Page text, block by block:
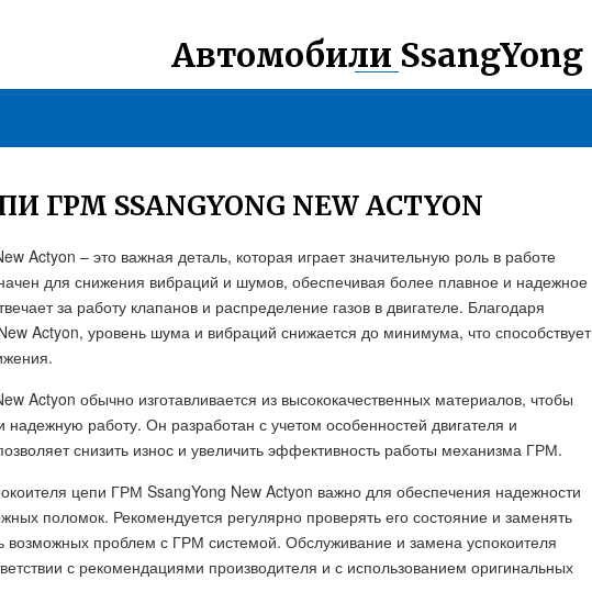
Автомобили SsangYong
SSANGYONG NEW ACTYON
Actyon – это важная деталь, которая играет значительную роль в работе
для снижения вибраций и шумов, обеспечивая более плавное и надежное
за работу клапанов и распределение газов в двигателе. Благодаря
Actyon, уровень шума и вибраций снижается до минимума, что способствует
Actyon обычно изготавливается из высококачественных материалов, чтобы
надежную работу. Он разработан с учетом особенностей двигателя и
снизить износ и увеличить эффективность работы механизма ГРМ.
цепи ГРМ SsangYong New Actyon важно для обеспечения надежности
поломок. Рекомендуется регулярно проверять его состояние и заменять
возможных проблем с ГРМ системой. Обслуживание и замена успокоителя
с рекомендациями производителя и с использованием оригинальных